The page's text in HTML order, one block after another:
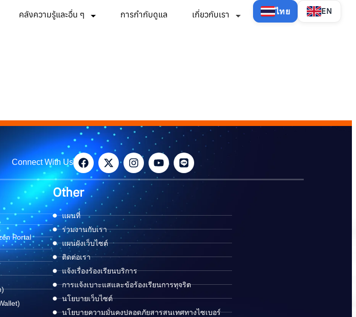
คลังความรู้และอื่น ๆ การกำกับดูแล เกี่ยวกับเรา ไทย EN
Connect With Us
Portal
Other
แผนที่
ร่วมงานกับเรา
แผนผังเว็บไซต์
ติดต่อเรา
แจ้งเรื่องร้องเรียนบริการ
การแจ้งเบาะแสและข้อร้องเรียนการทุจริต
นโยบายเว็บไซต์
นโยบายความมั่นคงปลอดภัยสารสนเทศทางไซเบอร์